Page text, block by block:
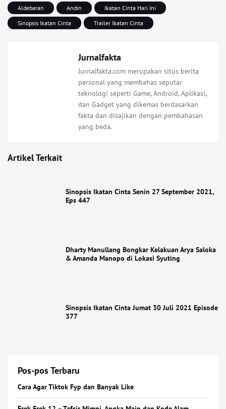
Aldebaran Andin
Ikatan Cinta Hari Ini
Sinopsis Ikatan Cinta
Trailer Ikatan Cinta
Jurnalfakta
Jurnalfakta.com merupakan situs berita
personal yang membahas seputar
teknologi seperti Game, Android, Aplikasi,
dan Gadget yang dikemas berdasarkan
fakta dan disajikan dengan pembahasan
yang beda.
Artikel Terkait
Sinopsis Ikatan Cinta Senin 27 September 2021,
Eps 447
Dharty Manullang Bongkar Kelakuan Arya Saloka
& Amanda Manopo di Lokasi Syuting
Sinopsis Ikatan Cinta Jumat 30 Juli 2021 Episode
377
Pos-pos Terbaru
Cara Agar Tiktok Fyp dan Banyak Like